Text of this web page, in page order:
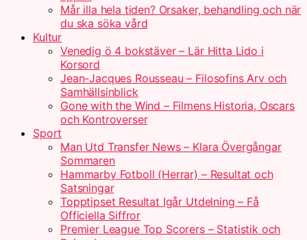
Mår illa hela tiden? Orsaker, behandling och när
du ska söka vård
Kultur
Venedig ö 4 bokstäver – Lär Hitta Lido i
Korsord
Jean-Jacques Rousseau – Filosofins Arv och
Samhällsinblick
Gone with the Wind – Filmens Historia, Oscars
och Kontroverser
Sport
Man Utd Transfer News – Klara Övergångar
Sommaren
Hammarby Fotboll (Herrar) – Resultat och
Satsningar
Topptipset Resultat Igår Utdelning – Få
Officiella Siffror
Premier League Top Scorers – Statistik och